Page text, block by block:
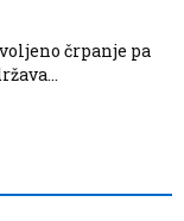
črpanje pa